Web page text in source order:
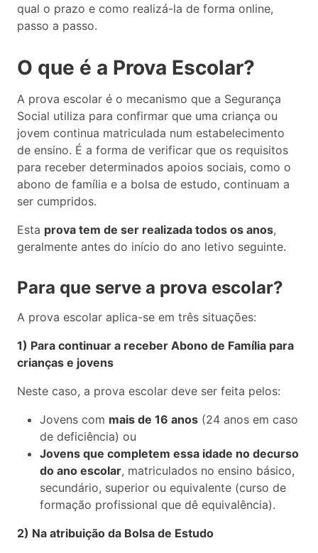
qual o prazo e como realizá-la de forma online,
passo a passo.
O que é a Prova Escolar?
A prova escolar é o mecanismo que a Segurança
Social utiliza para confirmar que uma criança ou
jovem continua matriculada num estabelecimento
de ensino. É a forma de verificar que os requisitos
para receber determinados apoios sociais, como o
abono de família e a bolsa de estudo, continuam a
ser cumpridos.
Esta prova tem de ser realizada todos os anos,
geralmente antes do início do ano letivo seguinte.
Para que serve a prova escolar?
A prova escolar aplica-se em três situações:
1) Para continuar a receber Abono de Família para
crianças e jovens
Neste caso, a prova escolar deve ser feita pelos:
Jovens com mais de 16 anos (24 anos em caso
de deficiência) ou
Jovens que completem essa idade no decurso
do ano escolar, matriculados no ensino básico,
secundário, superior ou equivalente (curso de
formação profissional que dê equivalência).
2) Na atribuição da Bolsa de Estudo